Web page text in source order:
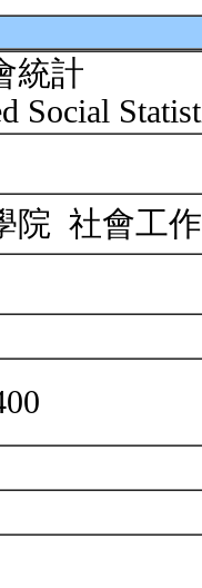
統計
Social
院 社會工